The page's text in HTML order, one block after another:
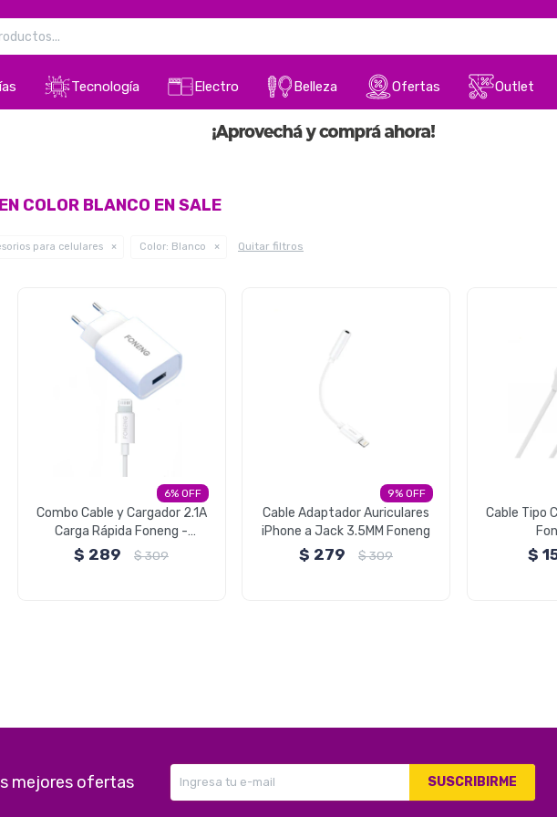
Tecnología Electro Belleza Ofertas Outlet
COLOR BLANCO EN SALE
para celulares Color: Blanco Quitar filtros
6
Combo Cable y Cargador 2.1A
Carga Rápida Foneng -
iPhone Compatible
$ 289 $309
9
Cable Adaptador Auriculares
iPhone a Jack 3.5MM Foneng
$ 279 $309
Cable Tipo
$
mejores ofertas SUSCRIBIRME